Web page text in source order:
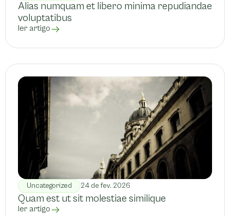
Alias numquam et libero minima repudiandae
voluptatibus
ler artigo
Uncategorized 24 de fev. 2026
Quam est ut sit molestiae similique
ler artigo